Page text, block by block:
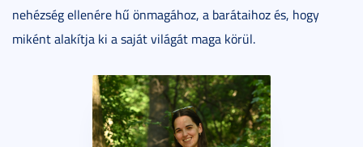
nehézség ellenére hű önmagához, a barátaihoz és, hogy
miként alakítja ki a saját világát maga körül.